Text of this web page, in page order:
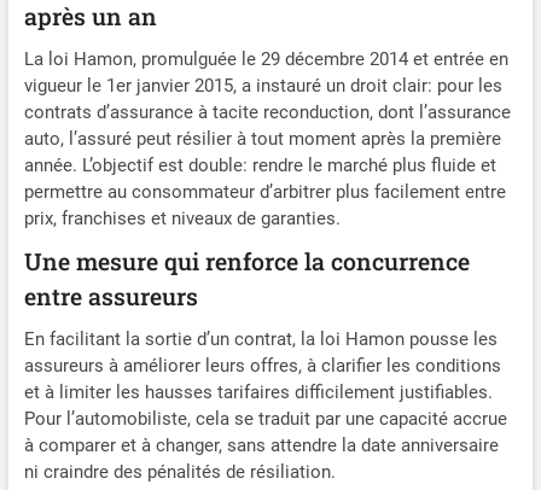
après un an
La loi Hamon, promulguée le 29 décembre 2014 et entrée en
vigueur le 1er janvier 2015, a instauré un droit clair: pour les
contrats d’assurance à tacite reconduction, dont l’assurance
auto, l’assuré peut résilier à tout moment après la première
année. L’objectif est double: rendre le marché plus fluide et
permettre au consommateur d’arbitrer plus facilement entre
prix, franchises et niveaux de garanties.
Une mesure qui renforce la concurrence
entre assureurs
En facilitant la sortie d’un contrat, la loi Hamon pousse les
assureurs à améliorer leurs offres, à clarifier les conditions
et à limiter les hausses tarifaires difficilement justifiables.
Pour l’automobiliste, cela se traduit par une capacité accrue
à comparer et à changer, sans attendre la date anniversaire
ni craindre des pénalités de résiliation.